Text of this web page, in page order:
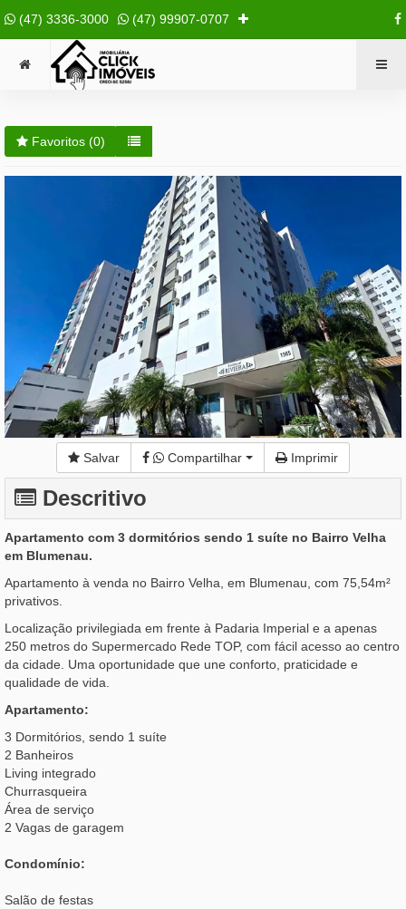
(47) 3336-3000 (47) 99907-0707
Favoritos (0)
Salvar Compartilhar Imprimir
Descritivo
Apartamento com 3 dormitórios sendo 1 suíte no Bairro Velha
em Blumenau.
Apartamento à venda no Bairro Velha, em Blumenau, com 75,54m²
privativos.
Localização privilegiada em frente à Padaria Imperial e a apenas
250 metros do Supermercado Rede TOP, com fácil acesso ao centro
da cidade. Uma oportunidade que une conforto, praticidade e
qualidade de vida.
Apartamento:
3 Dormitórios, sendo 1 suíte
2 Banheiros
Living integrado
Churrasqueira
Área de serviço
2 Vagas de garagem
Condomínio:
Salão de festas